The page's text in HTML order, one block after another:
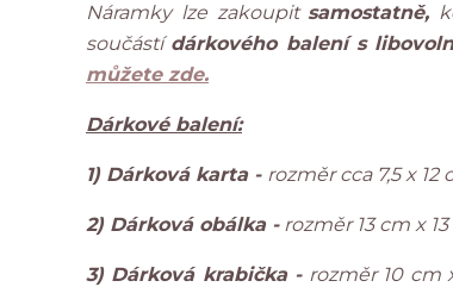
Náramky lze zakoupitsamostatně,
součástídárkového balení s
můžete zde.
Dárkové balení:
1) Dárková karta - rozměr cca 7,5 x
2) Dárková obálka -rozměr 13 cm x
3) Dárková krabička - rozměr 10 cm